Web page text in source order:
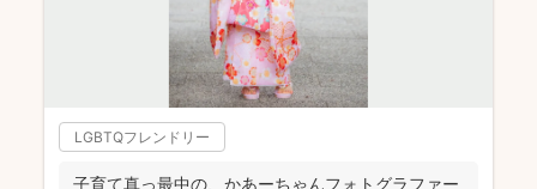
LGBTQフレンドリー
子育て真っ最中の、かあーちゃんフォトグラファー